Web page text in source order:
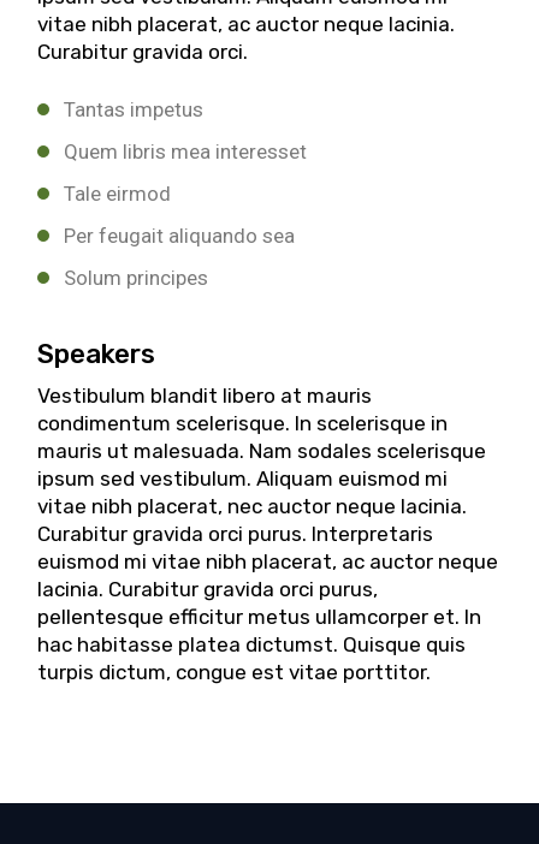
vitae nibh placerat, ac auctor neque lacinia.
Curabitur gravida orci.
Tantas impetus
Quem libris mea interesset
Tale eirmod
Per feugait aliquando sea
Solum principes
Speakers
Vestibulum blandit libero at mauris
condimentum scelerisque. In scelerisque in
mauris ut malesuada. Nam sodales scelerisque
ipsum sed vestibulum. Aliquam euismod mi
vitae nibh placerat, nec auctor neque lacinia.
Curabitur gravida orci purus. Interpretaris
euismod mi vitae nibh placerat, ac auctor neque
lacinia. Curabitur gravida orci purus,
pellentesque efficitur metus ullamcorper et. In
hac habitasse platea dictumst. Quisque quis
turpis dictum, congue est vitae porttitor.